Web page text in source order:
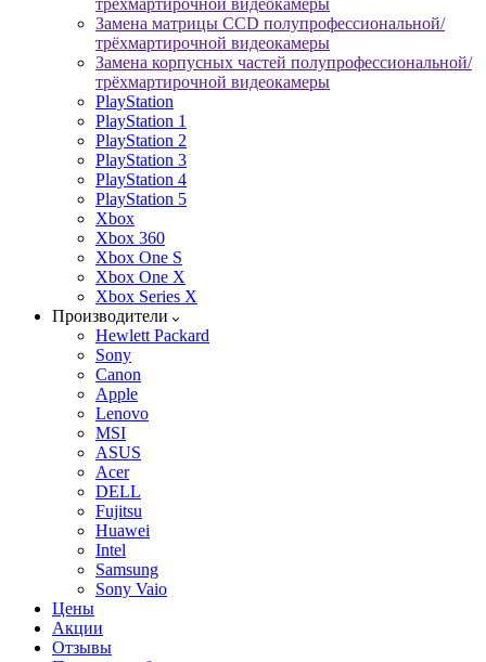
трёхмартирочной видеокамеры
Замена матрицы CCD полупрофессиональной/
трёхмартирочной видеокамеры
Замена корпусных частей полупрофессиональной/
трёхмартирочной видеокамеры
PlayStation
PlayStation 1
PlayStation 2
PlayStation 3
PlayStation 4
PlayStation 5
Xbox
Xbox 360
Xbox One S
Xbox One X
Xbox Series X
Производители
Hewlett Packard
Sony
Canon
Apple
Lenovo
MSI
ASUS
Acer
DELL
Fujitsu
Huawei
Intel
Samsung
Sony Vaio
Цены
Акции
Отзывы